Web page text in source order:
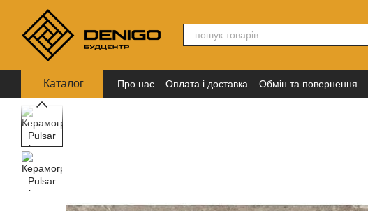
Перейти до основного контенту
Каталог Про нас Оплата і доставка Обмін та повернення
Політика конфіденційності